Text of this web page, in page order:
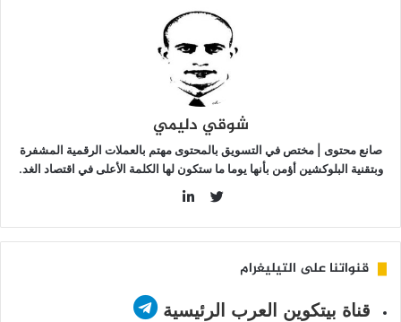
شوقي دليمي
صانع محتوى | مختص في التسويق بالمحتوى مهتم بالعملات الرقمية المشفرة
وبتقنية البلوكشين أؤمن بأنها يوما ما ستكون لها الكلمة الأعلى في اقتصاد الغد.
قنواتنا على التيليغرام
قناة بيتكوين العرب الرئيسية